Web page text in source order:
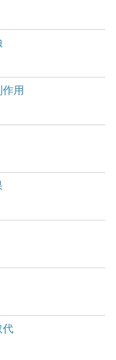
作用
代